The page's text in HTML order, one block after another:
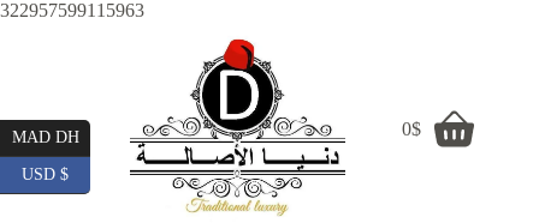
322957599115963Skip
Shopping
0$
MAD DH
USD $